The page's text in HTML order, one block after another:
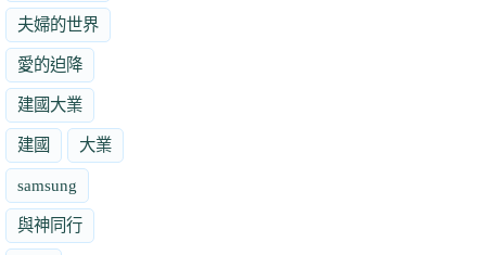
夫婦的世界
愛的迫降
建國大業
建國 大業
samsung
與神同行